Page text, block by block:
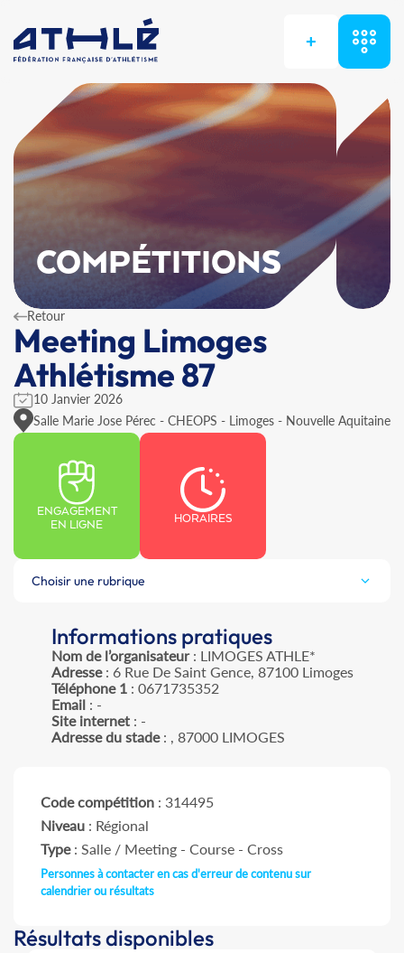
+
COMPÉTITIONS
Retour
Meeting Limoges
Athlétisme 87
10 Janvier 2026
Salle Marie Jose Pérec - CHEOPS - Limoges - Nouvelle Aquitaine
ENGAGEMENT
EN LIGNE
HORAIRES
Choisir une rubrique
Informations pratiques
Nom de l’organisateur: LIMOGES ATHLE*
Adresse: 6 Rue De Saint Gence, 87100 Limoges
Téléphone 1: 0671735352
Email: -
Site internet: -
Adresse du stade: , 87000 LIMOGES
Code compétition : 314495
Niveau : Régional
Type: Salle / Meeting - Course - Cross
Personnes à contacter en cas d'erreur de contenu sur
calendrier ou résultats
Résultats disponibles